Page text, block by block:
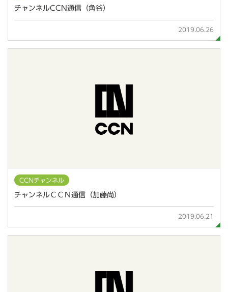
チャンネルCCN通信（角谷）
2019.06.26
CCNチャンネル
チャンネルＣＣＮ通信（加藤尚）
2019.06.21